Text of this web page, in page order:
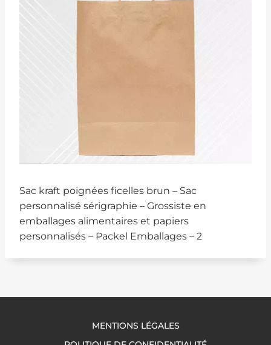
Sac kraft poignées ficelles brun – Sac
personnalisé sérigraphie – Grossiste en
emballages alimentaires et papiers
personnalisés – Packel Emballages – 2
MENTIONS LÉGALES